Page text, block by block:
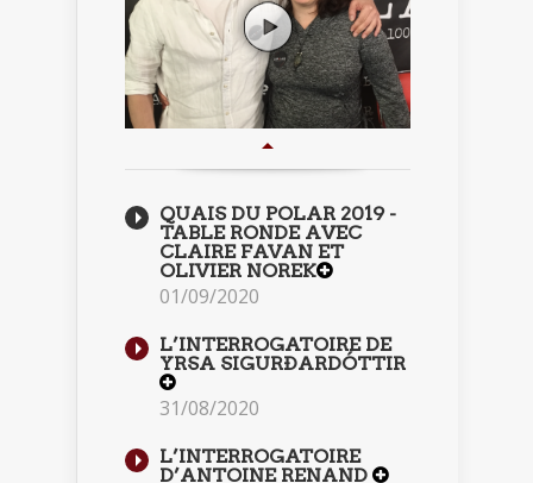
QUAIS DU POLAR 2019 -
TABLE RONDE AVEC
CLAIRE FAVAN ET
OLIVIER NOREK
01/09/2020
L’INTERROGATOIRE DE
YRSA SIGURÐARDÓTTIR
31/08/2020
L’INTERROGATOIRE
D’ANTOINE RENAND